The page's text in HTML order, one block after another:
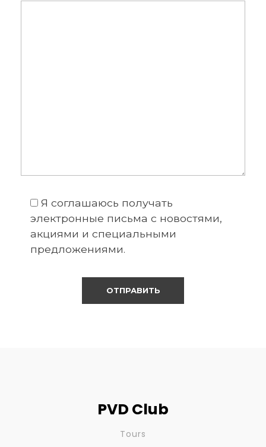
Я соглашаюсь получать
электронные письма с новостями,
акциями и специальными
предложениями.
PVD Club
Tours